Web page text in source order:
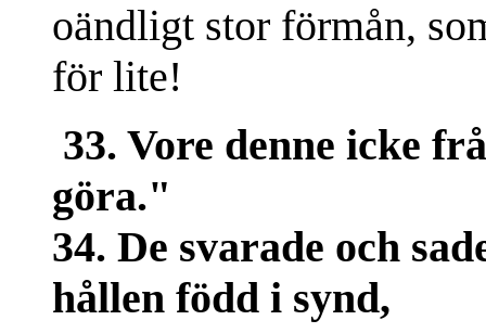
oändligt stor förmån,
för lite!
33. Vore denne icke
göra."
34. De svarade och
hållen född i synd,